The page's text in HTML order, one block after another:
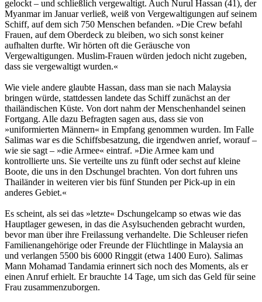
gelockt – und schließlich vergewaltigt. Auch Nurul Hassan (41), der
Myanmar im Januar verließ, weiß von Vergewaltigungen auf seinem
Schiff, auf dem sich 750 Menschen befanden. »Die Crew befahl
Frauen, auf dem Oberdeck zu bleiben, wo sich sonst keiner
aufhalten durfte. Wir hörten oft die Geräusche von
Vergewaltigungen. Muslim-Frauen würden jedoch nicht zugeben,
dass sie vergewaltigt wurden.«
Wie viele andere glaubte Hassan, dass man sie nach Malaysia
bringen würde, stattdessen landete das Schiff zunächst an der
thailändischen Küste. Von dort nahm der Menschenhandel seinen
Fortgang. Alle dazu Befragten sagen aus, dass sie von
»uniformierten Männern« in Empfang genommen wurden. Im Falle
Salimas war es die Schiffsbesatzung, die irgendwen anrief, worauf –
wie sie sagt – »die Armee« eintraf. »Die Armee kam und
kontrollierte uns. Sie verteilte uns zu fünft oder sechst auf kleine
Boote, die uns in den Dschungel brachten. Von dort fuhren uns
Thailänder in weiteren vier bis fünf Stunden per Pick-up in ein
anderes Gebiet.«
Es scheint, als sei das »letzte« Dschungelcamp so etwas wie das
Hauptlager gewesen, in das die Asylsuchenden gebracht wurden,
bevor man über ihre Freilassung verhandelte. Die Schleuser riefen
Familienangehörige oder Freunde der Flüchtlinge in Malaysia an
und verlangen 5500 bis 6000 Ringgit (etwa 1400 Euro). Salimas
Mann Mohamad Tandamia erinnert sich noch des Moments, als er
einen Anruf erhielt. Er brauchte 14 Tage, um sich das Geld für seine
Frau zusammenzuborgen.